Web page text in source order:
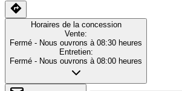
Horaires de la concession
Vente:
Fermé - Nous ouvrons à 08:30 heures
Entretien:
Fermé - Nous ouvrons à 08:00 heures